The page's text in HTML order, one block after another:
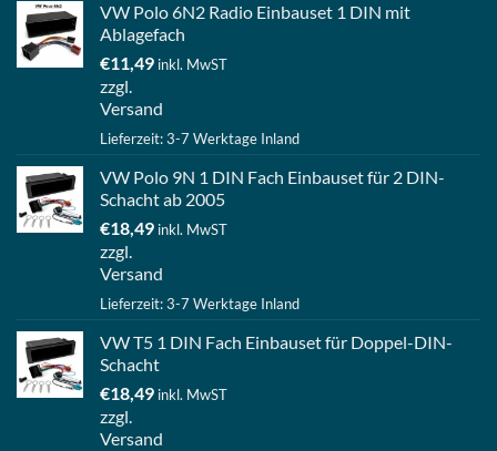
VW Polo 6N2 Radio Einbauset 1 DIN mit
Ablagefach
€11,49 inkl. MwST
zzgl.
Versand
Lieferzeit: 3-7 Werktage Inland
VW Polo 9N 1 DIN Fach Einbauset für 2 DIN-
Schacht ab 2005
€18,49 inkl. MwST
zzgl.
Versand
Lieferzeit: 3-7 Werktage Inland
VW T5 1 DIN Fach Einbauset für Doppel-DIN-
Schacht
€18,49 inkl. MwST
zzgl.
Versand